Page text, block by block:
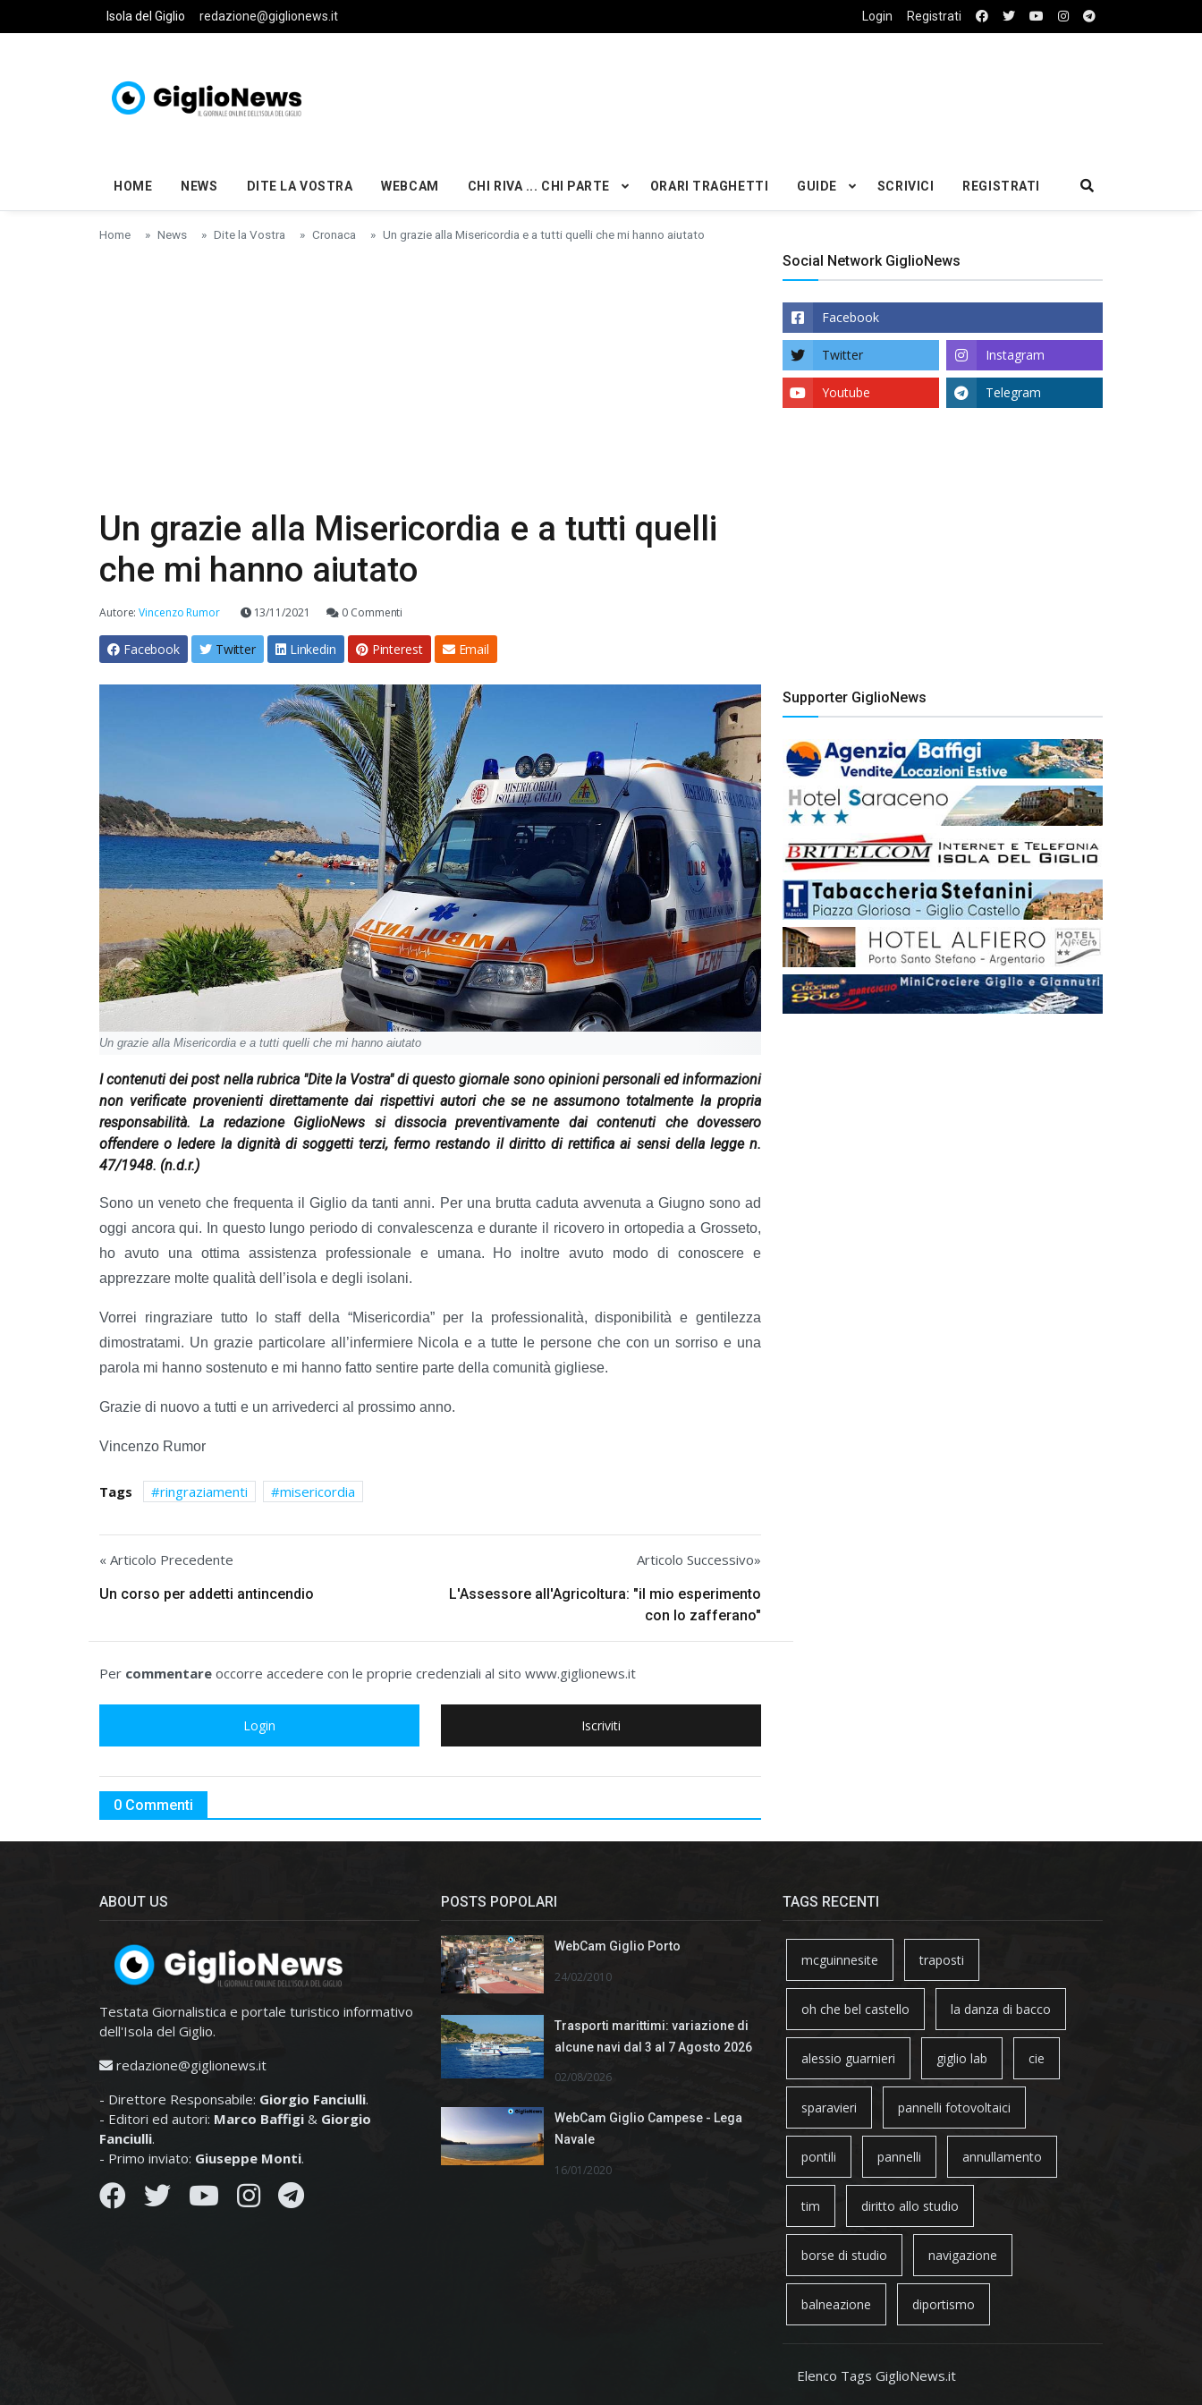
Skip to main content
Isola del Giglio redazione@giglionews.it Login Registrati
HOME NEWS DITE LA VOSTRA WEBCAM CHI RIVA ... CHI PARTE ORARI TRAGHETTI GUIDE SCRIVICI REGISTRATI
Home News Dite la Vostra Cronaca Un grazie alla Misericordia e a tutti quelli che mi hanno aiutato
Un grazie alla Misericordia e a tutti quelli
che mi hanno aiutato
Autore:Vincenzo Rumor 13/11/2021 0 Commenti
Facebook Twitter Linkedin Pinterest Email
Un grazie alla Misericordia e a tutti quelli che mi hanno aiutato
I contenuti dei post nella rubrica "Dite la Vostra" di questo giornale sono opinioni personali ed informazioni
non verificate provenienti direttamente dai rispettivi autori che se ne assumono totalmente la propria
responsabilità. La redazione GiglioNews si dissocia preventivamente dai contenuti che dovessero
offendere o ledere la dignità di soggetti terzi, fermo restando il diritto di rettifica ai sensi della legge n.
47/1948. (n.d.r.)
Sono un veneto che frequenta il Giglio da tanti anni. Per una brutta caduta avvenuta a Giugno sono ad
oggi ancora qui. In questo lungo periodo di convalescenza e durante il ricovero in ortopedia a Grosseto,
ho avuto una ottima assistenza professionale e umana. Ho inoltre avuto modo di conoscere e
apprezzare molte qualità dell’isola e degli isolani.
Vorrei ringraziare tutto lo staff della “Misericordia” per la professionalità, disponibilità e gentilezza
dimostratami. Un grazie particolare all’infermiere Nicola e a tutte le persone che con un sorriso e una
parola mi hanno sostenuto e mi hanno fatto sentire parte della comunità gigliese.
Grazie di nuovo a tutti e un arrivederci al prossimo anno.
Vincenzo Rumor
Tags ringraziamenti misericordia
« Articolo Precedente
Un corso per addetti antincendio
Articolo Successivo»
L'Assessore all'Agricoltura: "il mio esperimento
con lo zafferano"
Per commentare occorre accedere con le proprie credenziali al sito www.giglionews.it
Login Iscriviti
0 Commenti
Social Network GiglioNews
Facebook
Twitter Instagram
Youtube Telegram
Supporter GiglioNews
ABOUT US
Testata Giornalistica e portale turistico informativo
dell'Isola del Giglio.
redazione@giglionews.it
- Direttore Responsabile: Giorgio Fanciulli.
- Editori ed autori: Marco Baffigi & Giorgio
Fanciulli.
- Primo inviato: Giuseppe Monti.
POSTS POPOLARI
WebCam Giglio Porto
24/02/2010
Trasporti marittimi: variazione di
alcune navi dal 3 al 7 Agosto 2026
02/08/2026
WebCam Giglio Campese - Lega
Navale
16/01/2020
TAGS RECENTI
mcguinnesite traposti
oh che bel castello la danza di bacco
alessio guarnieri giglio lab cie
sparavieri pannelli fotovoltaici
pontili pannelli annullamento
tim diritto allo studio
borse di studio navigazione
balneazione diportismo
Elenco Tags GiglioNews.it